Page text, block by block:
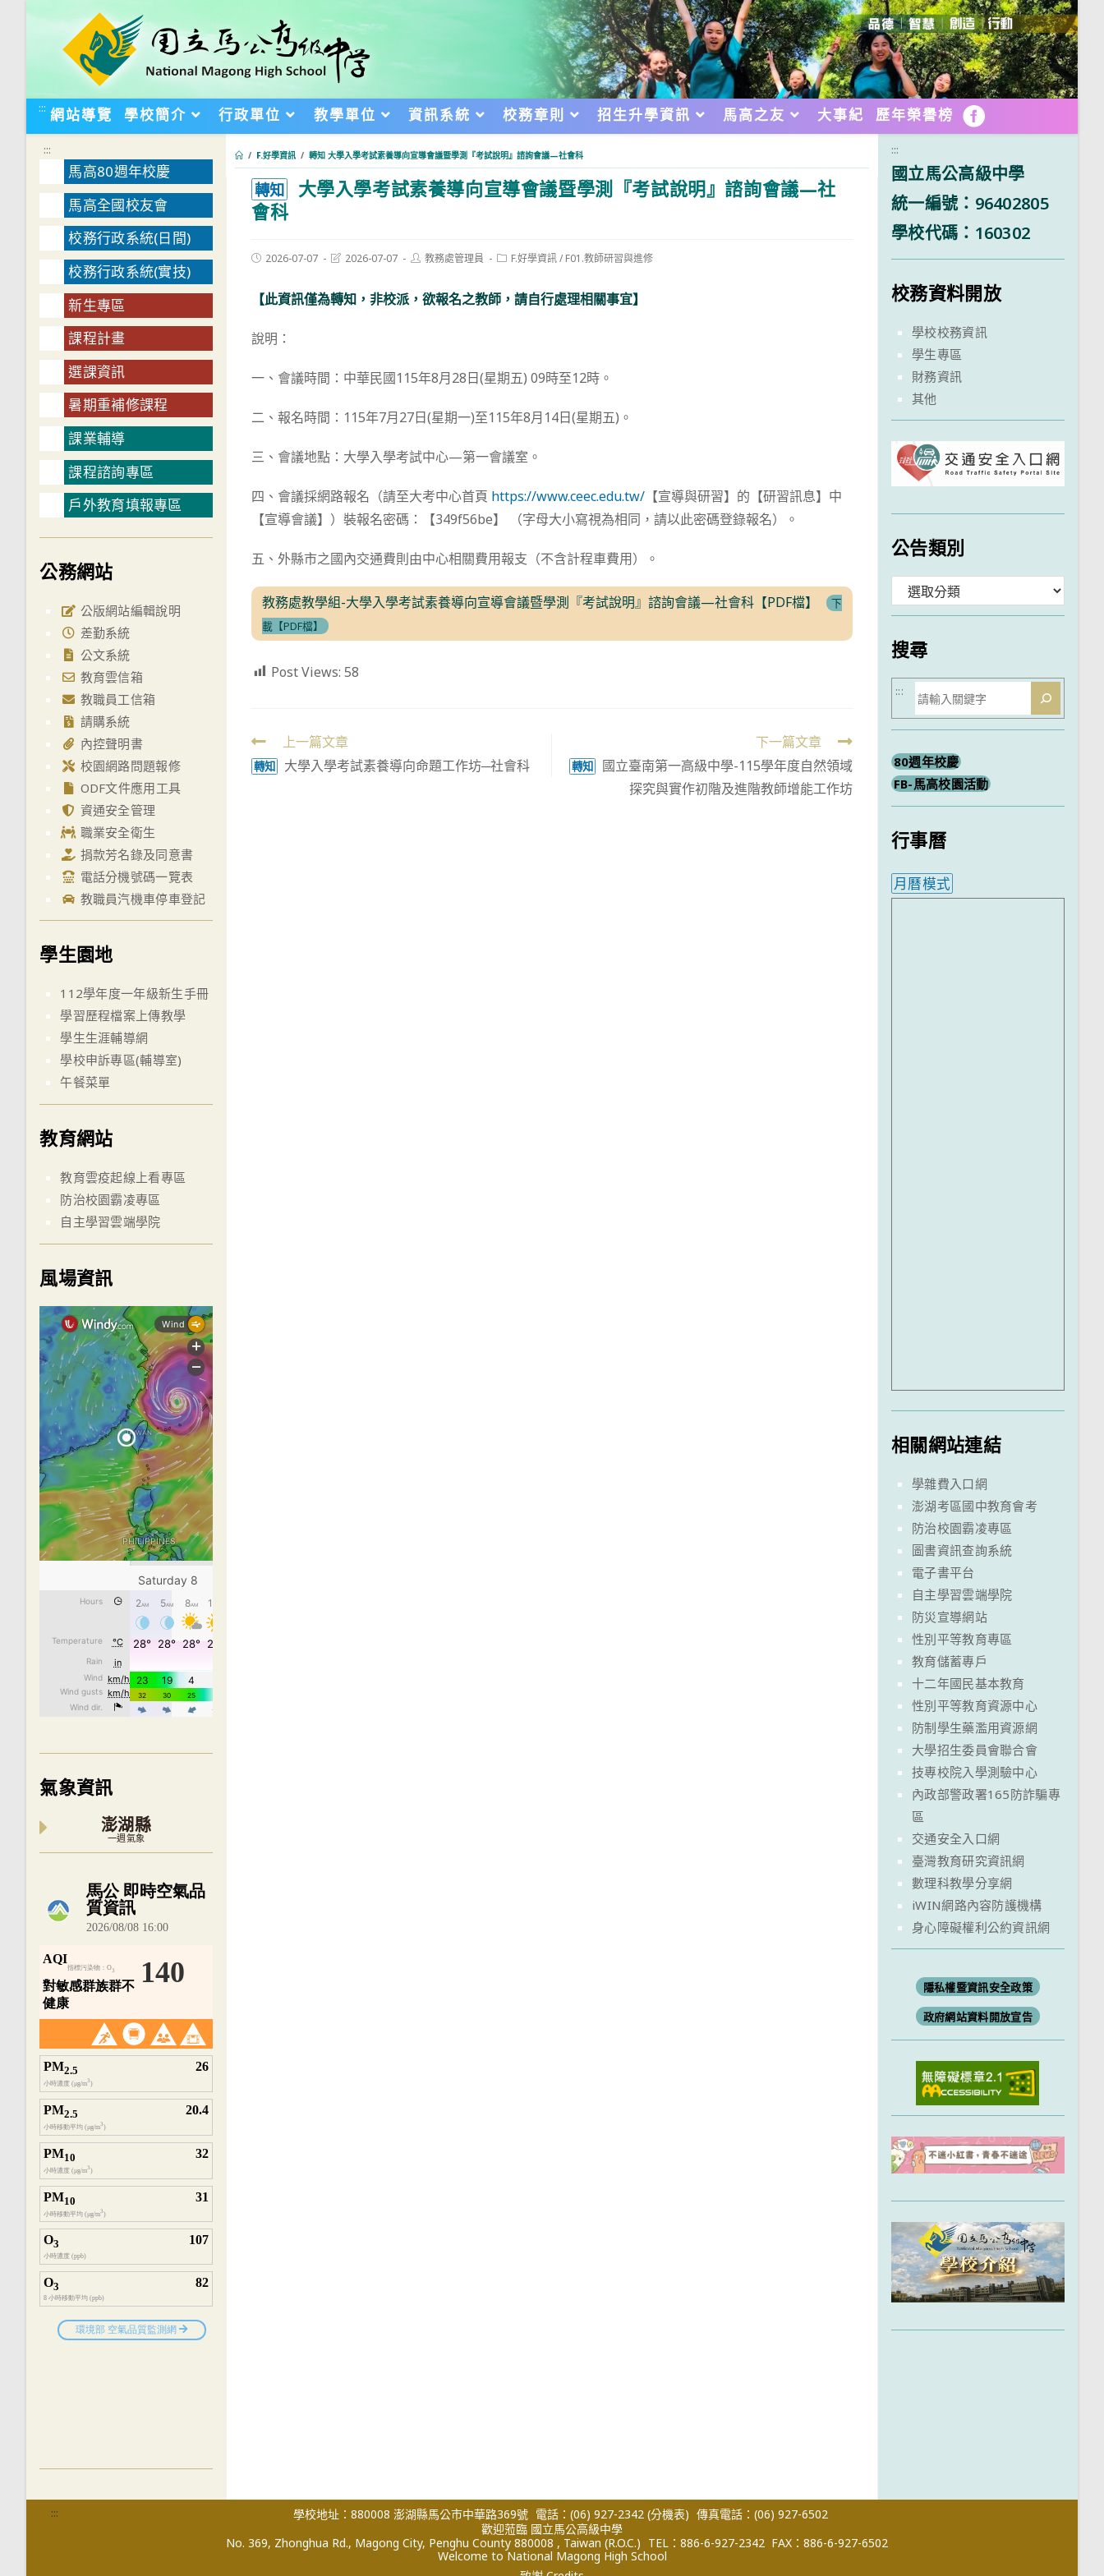
::: 網站導覽 學校簡介 行政單位 教學單位 資訊系統 校務章則 招生升學資訊 馬高之友 大事紀 歷年榮譽榜 FB
/ F.好學資訊 / 轉知 大學入學考試素養導向宣導會議暨學測『考試說明』諮詢會議—社會科
轉知
大學入學考試素養導向宣導會議暨學測『考試說明』諮詢會議—社
會科
Post2026-07-07
Post2026-07-07
Post教務處管理員
PostF.好學資訊/ F01.教師研習與進修
【此資訊僅為轉知，非校派，欲報名之教師，請自行處理相關事宜】
說明：
一、會議時間：中華民國115年8月28日(星期五) 09時至12時。
二、報名時間：115年7月27日(星期一)至115年8月14日(星期五)。
三、會議地點：大學入學考試中心—第一會議室。
四、會議採網路報名（請至大考中心首頁 https://www.ceec.edu.tw/ 【宣導與研習】的【研習訊息】中
【宣導會議】）裝報名密碼：【349f56be】 （字母大小寫視為相同，請以此密碼登錄報名）。
五、外縣市之國內交通費則由中心相關費用報支（不含計程車費用）。
教務處教學組-大學入學考試素養導向宣導會議暨學測『考試說明』諮詢會議—社會科【PDF檔】
下
載【PDF檔】
Post Views: 58
Read
more
上一篇文章
轉知 大學入學考試素養導向命題工作坊─社會科
下一篇文章
轉知
國立臺南第一高級中學-115學年度自然領域
探究與實作初階及進階教師增能工作坊
:::
馬高80週年校慶
馬高全國校友會
校務行政系統(日間)
校務行政系統(實技)
新生專區
課程計畫
選課資訊
暑期重補修課程
課業輔導
課程諮詢專區
戶外教育填報專區
公務網站
公版網站編輯說明
差勤系統
公文系統
教育雲信箱
教職員工信箱
請購系統
內控聲明書
校園網路問題報修
ODF文件應用工具
資通安全管理
職業安全衛生
捐款芳名錄及同意書
電話分機號碼一覽表
教職員汽機車停車登記
學生園地
112學年度一年級新生手冊
學習歷程檔案上傳教學
學生生涯輔導網
學校申訴專區(輔導室)
午餐菜單
教育網站
教育雲疫起線上看專區
防治校園霸凌專區
自主學習雲端學院
風場資訊
氣象資訊
澎湖縣
一週氣象
內嵌空氣品質小工具為視覺預覽，完整即時空氣品質資料請開啟
:::
國立馬公高級中學
統一編號：96402805
學校代碼：160302
校務資料開放
學校校務資訊
學生專區
財務資訊
其他
公告類別
類
搜尋
搜
尋
:::
80週年校慶
FB-馬高校園活動
行事曆
月曆模式
相關網站連結
學雜費入口網
澎湖考區國中教育會考
防治校園霸凌專區
圖書資訊查詢系統
電子書平台
自主學習雲端學院
防災宣導網站
性別平等教育專區
教育儲蓄專戶
十二年國民基本教育
性別平等教育資源中心
防制學生藥濫用資源網
大學招生委員會聯合會
技專校院入學測驗中心
內政部警政署165防詐騙專
區
交通安全入口網
臺灣教育研究資訊網
數理科教學分享網
iWIN網路內容防護機構
身心障礙權利公約資訊網
隱私權暨資訊安全政策
政府網站資料開放宣告
::: 學校地址：880008 澎湖縣馬公市中華路369號 電話：(06) 927-2342 (分機表) 傳真電話：(06) 927-6502
歡迎蒞臨 國立馬公高級中學
No. 369, Zhonghua Rd., Magong City, Penghu County 880008 , Taiwan (R.O.C.) TEL：886-6-927-2342 FAX：886-6-927-6502
Welcome to National Magong High School